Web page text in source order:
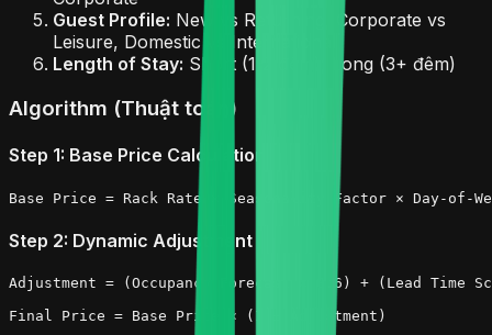
Guest Profile: New vs Returning, Corporate vs
Leisure, Domestic vs International
Length of Stay: Short (1-2 đêm), Long (3+ đêm)
Algorithm (Thuật toán)
Step 1: Base Price Calculation
Step 2: Dynamic Adjustment
Adjustment = (Occupancy Forecast × 0.6) + (Lead Time